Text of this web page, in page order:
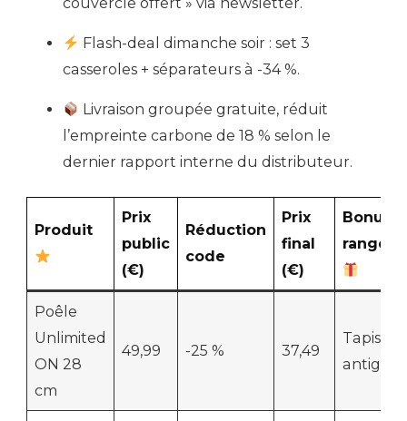
Flash-deal dimanche soir : set 3
casseroles + séparateurs à -34 %.
Livraison groupée gratuite, réduit
l’empreinte carbone de 18 % selon le
dernier rapport interne du distributeur.
Produit
Prix
public
(€)
Réduction
code
Prix
final
(€)
Bonus
Poêle
Unlimited
ON 28
cm
49,99 -25 % 37,49
Tapis